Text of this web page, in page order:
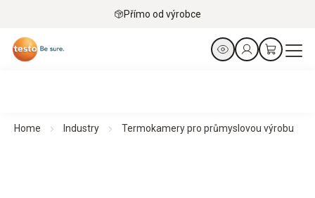
Přímo od výrobce
Home Industry Termokamery pro průmyslovou výrobu